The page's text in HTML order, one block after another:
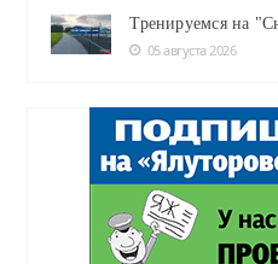
Тренируемся на
05 августа 2026